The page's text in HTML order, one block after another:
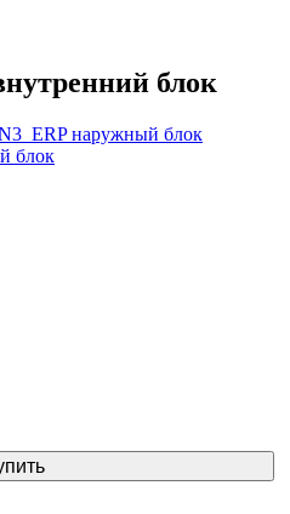
блок
наружный блок
блок